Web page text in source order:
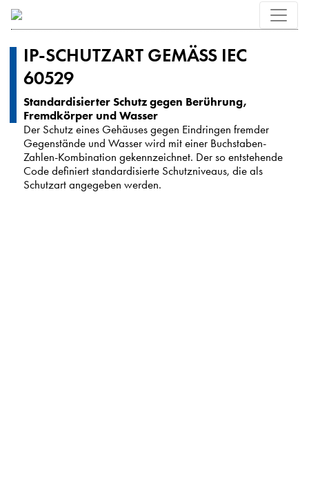
IP-SCHUTZART GEMÄSS IEC 6
0529
Standardisierter Schutz gegen Berührung,
Fremdkörper und Wasser
Der Schutz eines Gehäuses gegen Eindringen fremder
Gegenstände und Wasser wird mit einer Buchstaben-
Zahlen-Kombination gekennzeichnet. Der so entstehende
Code definiert standardisierte Schutzniveaus, die als
Schutzart angegeben werden.